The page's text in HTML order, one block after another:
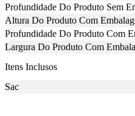
Profundidade Do Produto Sem
Altura Do Produto Com
Profundidade Do Produto Com
Largura Do Produto Com
Itens Inclusos
Sac